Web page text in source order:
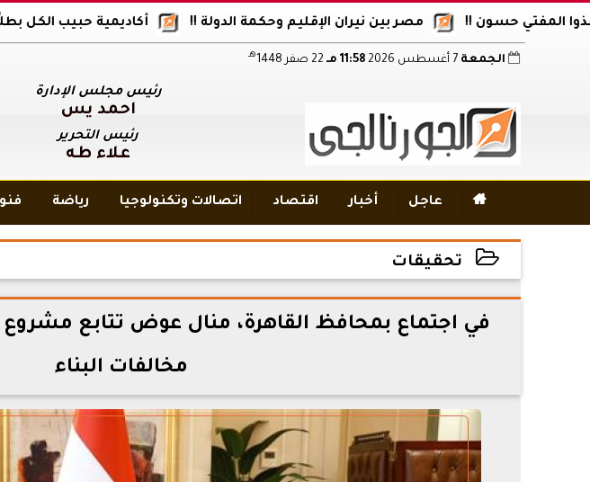
أكاديمية حبيب الكل بطلاً للدوري مصر بين نيران الإقليم وحكمة الدولة !! حسون !!
الجمعة 11:58 مـ هـ
رئيس مجلس الإدارة
أحمد يس
رئيس التحرير
علاء طه
 عاجل أخبار اقتصاد اتصالات وتكنولوجيا رياضة
تحقيقات
2026-06-03 13:19:59
في اجتماع بمحافظ القاهرة، منال عوض تتابع مشروع
مخالفات البناء